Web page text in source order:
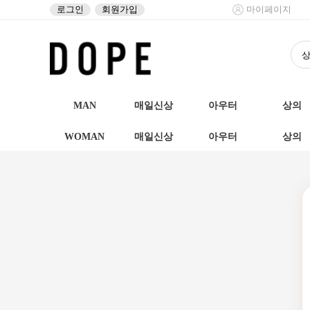
로그인 회원가입 마이페이지
MAN 매일신상 아우터 상의
WOMAN 매일신상 아우터 상의